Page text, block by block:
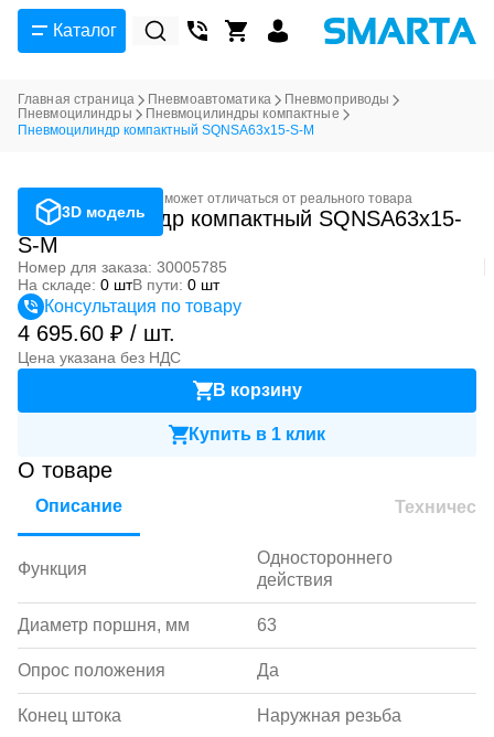
Каталог
Главная страница Пневмоавтоматика
Пневмоприводы
Пневмоцилиндры
Пневмоцилиндры компактные
Пневмоцилиндр компактный SQNSA63x15-S-M
3D модель
Фотография может отличаться от реального товара
Пневмоцилиндр компактный SQNSA63x15-
S-M
Номер для заказа: 30005785
На складе: 0 штВ пути: 0 шт
Консультация по товару
4 695.60 ₽ / шт.
Цена указана без НДС
В корзину
Купить в 1 клик
О товаре
Описание
Функция
Одностороннего
действия
Диаметр поршня, мм 63
Опрос положения Да
Конец штока Наружная резьба